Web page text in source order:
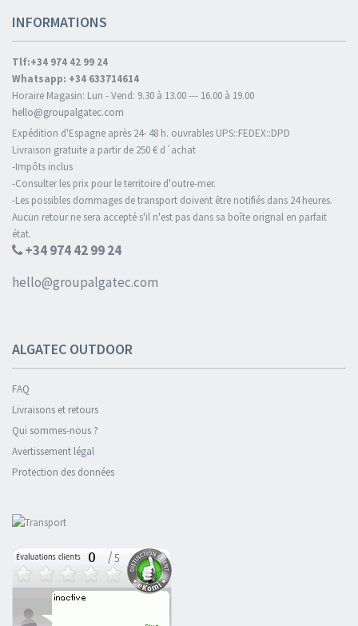
INFORMATIONS
Tlf:+34 974 42 99 24
Whatsapp: +34 633714614
Horaire Magasin: Lun - Vend: 9.30 à 13.00 --- 16.00 à 19.00
hello@groupalgatec.com
Expédition d'Espagne après 24- 48 h. ouvrables UPS::FEDEX::DPD
Livraison gratuite a partir de 250 € d´achat
-Impôts inclus
-Consulter les prix pour le territoire d'outre-mer.
-Les possibles dommages de transport doivent être notifiés dans 24 heures.
Aucun retour ne sera accepté s'il n'est pas dans sa boîte orignal en parfait
état.
+34 974 42 99 24
hello@groupalgatec.com
ALGATEC OUTDOOR
FAQ
Livraisons et retours
Qui sommes-nous ?
Avertissement légal
Protection des données